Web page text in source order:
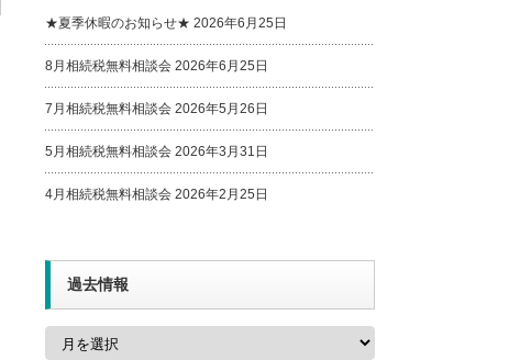
★夏季休暇のお知らせ★ 2026年6月25日
8月相続税無料相談会 2026年6月25日
7月相続税無料相談会 2026年5月26日
5月相続税無料相談会 2026年3月31日
4月相続税無料相談会 2026年2月25日
過去情報